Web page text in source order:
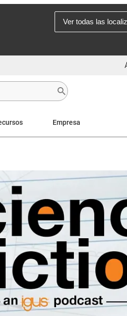
Ver todas las
Empresa